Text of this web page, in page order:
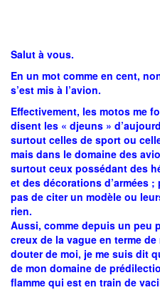
Salut à vous.
En un mot comme en cent,
s’est mis à l’avion.
Effectivement, les motos me
disent les « djeuns »
surtout celles de sport ou
mais dans le domaine des
surtout ceux possédant des
et des décorations d’armées
pas de citer un modèle ou
rien.
Aussi, comme depuis un peu
creux de la vague en terme
douter de moi, je me suis dit
de mon domaine de
flamme qui est en train de